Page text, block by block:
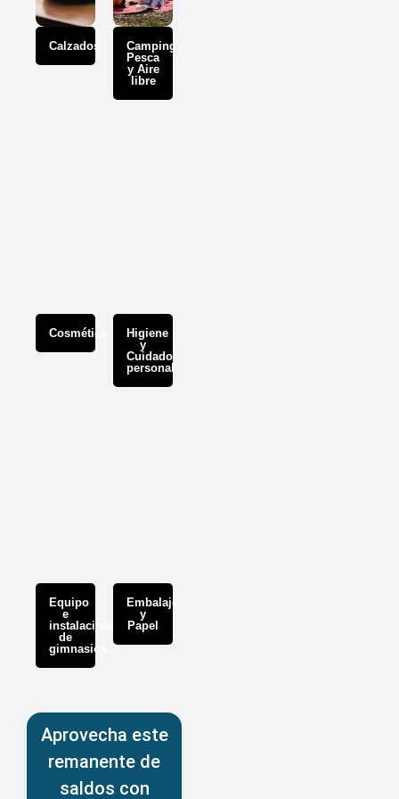
Calzados
Camping,
Pesca
y Aire
libre
Cosmética
Higiene
y
Cuidado
personal
Equipo
e
instalaciones
de
gimnasios
Embalaje
y
Papel
Aprovecha este
remanente de
saldos con